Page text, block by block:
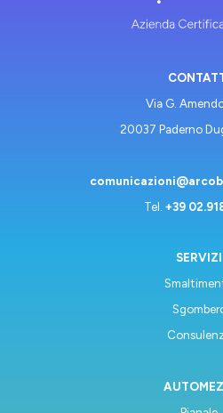
Via G.
20037 Paderno
Tel. +39
SERVIZI